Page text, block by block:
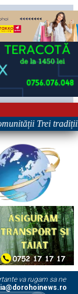
Trei tradiții.
va rugam sa ne